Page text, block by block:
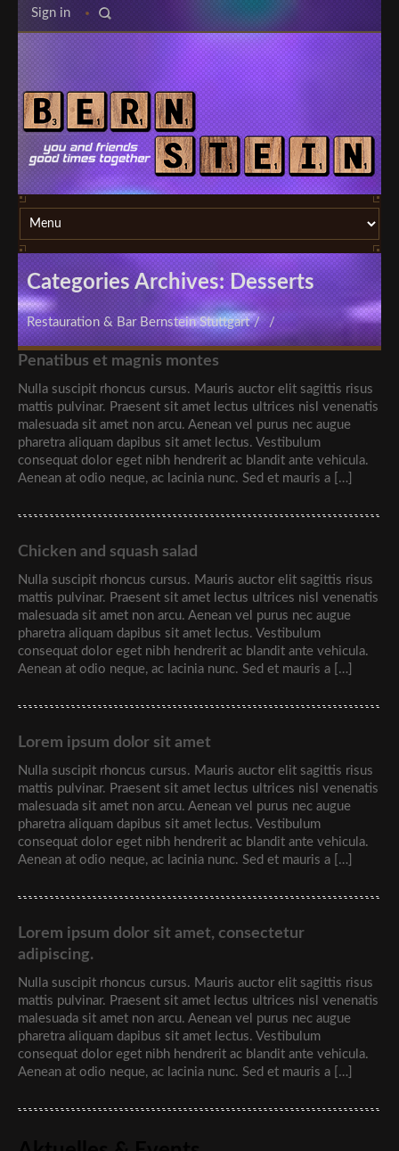
Sign in
Categories Archives: Desserts
Restauration & Bar Bernstein Stuttgart / /
Penatibus et magnis montes
Nulla suscipit rhoncus cursus. Mauris auctor elit sagittis risus
mattis pulvinar. Praesent sit amet lectus ultrices nisl venenatis
malesuada sit amet non arcu. Aenean vel purus nec augue
pharetra aliquam dapibus sit amet lectus. Vestibulum
consequat dolor eget nibh hendrerit ac blandit ante vehicula.
Aenean at odio neque, ac lacinia nunc. Sed et mauris a […]
Chicken and squash salad
Nulla suscipit rhoncus cursus. Mauris auctor elit sagittis risus
mattis pulvinar. Praesent sit amet lectus ultrices nisl venenatis
malesuada sit amet non arcu. Aenean vel purus nec augue
pharetra aliquam dapibus sit amet lectus. Vestibulum
consequat dolor eget nibh hendrerit ac blandit ante vehicula.
Aenean at odio neque, ac lacinia nunc. Sed et mauris a […]
Lorem ipsum dolor sit amet
Nulla suscipit rhoncus cursus. Mauris auctor elit sagittis risus
mattis pulvinar. Praesent sit amet lectus ultrices nisl venenatis
malesuada sit amet non arcu. Aenean vel purus nec augue
pharetra aliquam dapibus sit amet lectus. Vestibulum
consequat dolor eget nibh hendrerit ac blandit ante vehicula.
Aenean at odio neque, ac lacinia nunc. Sed et mauris a […]
Lorem ipsum dolor sit amet, consectetur
adipiscing.
Nulla suscipit rhoncus cursus. Mauris auctor elit sagittis risus
mattis pulvinar. Praesent sit amet lectus ultrices nisl venenatis
malesuada sit amet non arcu. Aenean vel purus nec augue
pharetra aliquam dapibus sit amet lectus. Vestibulum
consequat dolor eget nibh hendrerit ac blandit ante vehicula.
Aenean at odio neque, ac lacinia nunc. Sed et mauris a […]